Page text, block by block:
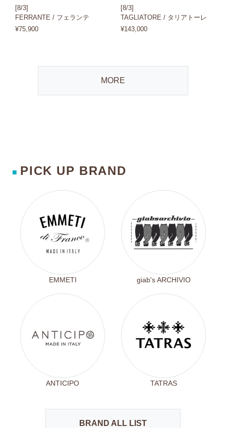
[8/3]
FERRANTE / フェランテ
¥75,900
[8/3]
TAGLIATORE / タリアトーレ
¥143,000
MORE
■ PICK UP BRAND
EMMETI giab's ARCHIVIO
ANTICIPO TATRAS
BRAND ALL LIST